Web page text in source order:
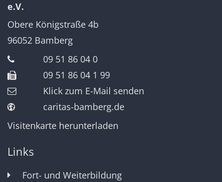
e.V.
Obere Königstraße 4b
96052 Bamberg
09 51 86 04 0
09 51 86 04 1 99
Klick zum E-Mail senden
caritas-bamberg.de
Visitenkarte herunterladen
Links
Fort- und Weiterbildung